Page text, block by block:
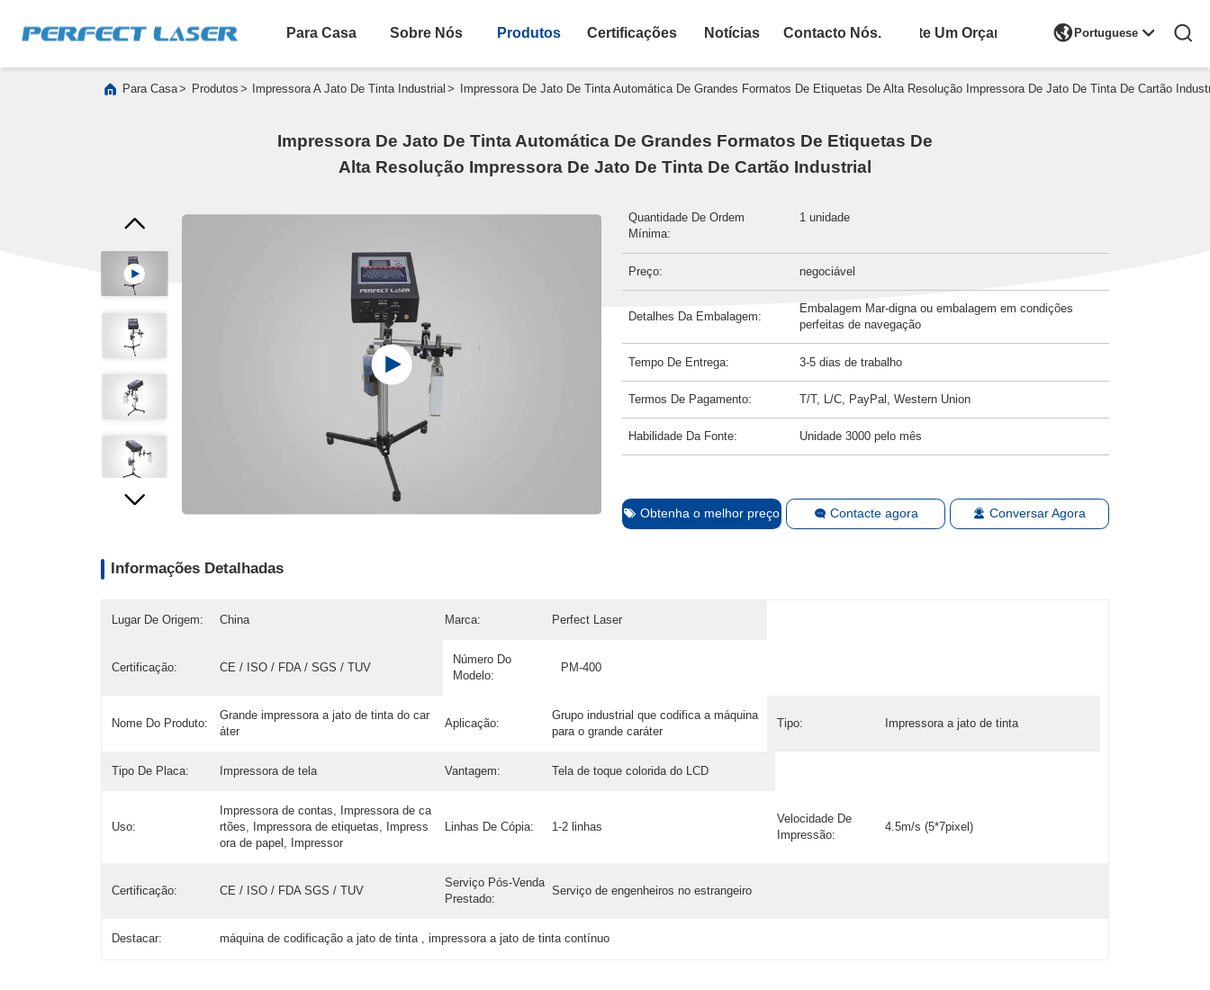
Para Casa Sobre Nós Produtos Certificações Notícias Contacto Nós.Solicite Um Orçamento Portuguese 
Para Casa> Produtos > Impressora A Jato De Tinta Industrial > Impressora De Jato De Tinta Automática De Grandes Formatos De Etiquetas De Alta Resolução Impressora De Jato De Tinta De Cartão
Impressora De Jato De Tinta Automática De Grandes Formatos De Etiquetas De
Alta Resolução Impressora De Jato De Tinta De Cartão Industrial
Quantidade De Ordem
Mínima:
1 unidade
Preço: negociável
Detalhes Da Embalagem:
Embalagem Mar-digna ou embalagem em condições
perfeitas de navegação
Tempo De Entrega: 3-5 dias de trabalho
Termos De Pagamento: T/T, L/C, PayPal, Western Union
Habilidade Da Fonte: Unidade 3000 pelo mês
Obtenha o melhor preço Contacte agora Conversar Agora
Informações Detalhadas
Lugar De Origem: China Marca: Perfect Laser
Certificação: CE / ISO / FDA / SGS / TUV
Número Do
Modelo:
PM-400
Nome Do Produto:
Grande impressora a jato de tinta do car
áter
Aplicação:
Grupo industrial que codifica a máquina
para o grande caráter
Tipo: Impressora a jato de tinta
Tipo De Placa: Impressora de tela Vantagem: Tela de toque colorida do LCD
Uso:
Impressora de contas, Impressora de ca
rtões, Impressora de etiquetas, Impress
ora de papel, Impressor
Linhas De Cópia: 1-2 linhas
Velocidade De
Impressão:
4.5m/s (5*7pixel)
Certificação: CE / ISO / FDA SGS / TUV
Serviço Pós-Venda
Prestado:
Serviço de engenheiros no estrangeiro
Destacar: máquina de codificação a jato de tinta , impressora a jato de tinta contínuo